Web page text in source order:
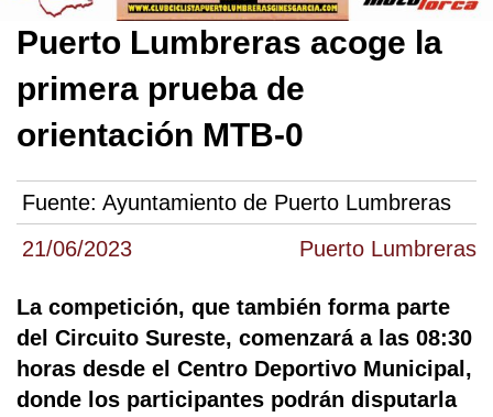
21/06/2023 Puerto Lumbreras
Puerto Lumbreras acoge la
primera prueba de
orientación MTB-0
Fuente: Ayuntamiento de Puerto Lumbreras
La competición, que también forma parte
del Circuito Sureste, comenzará a las 08:30
horas desde el Centro Deportivo Municipal,
donde los participantes podrán disputarla